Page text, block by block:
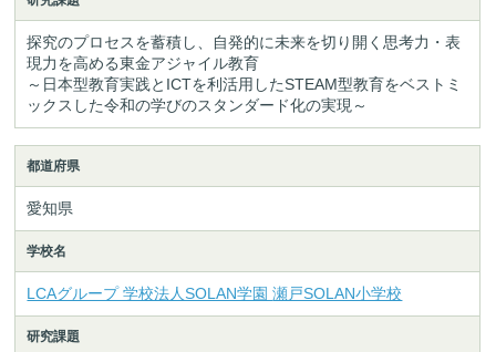
探究のプロセスを蓄積し、自発的に未来を切り開く思考力・表
現力を高める東金アジャイル教育
～日本型教育実践とICTを利活用したSTEAM型教育をベストミ
ックスした令和の学びのスタンダード化の実現～
都道府県
愛知県
学校名
LCAグループ 学校法人SOLAN学園瀬戸SOLAN小学校
研究課題